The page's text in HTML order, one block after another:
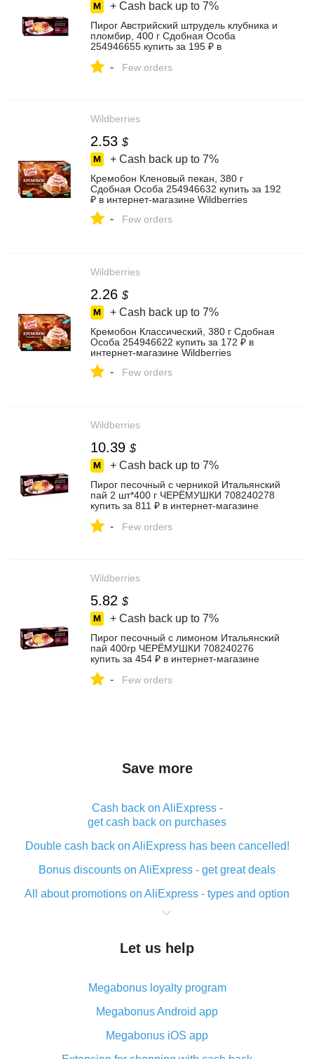
+ Cash back up to 7%
Пирог Австрийский штрудель клубника и
пломбир, 400 г Сдобная Особа
254946655 купить за 195 ₽ в
- Few orders
Wildberries
2.53 $
+ Cash back up to 7%
Кремобон Кленовый пекан, 380 г
Сдобная Особа 254946632 купить за 192
₽ в интернет‑магазине Wildberries
- Few orders
Wildberries
2.26 $
+ Cash back up to 7%
Кремобон Классический, 380 г Сдобная
Особа 254946622 купить за 172 ₽ в
интернет‑магазине Wildberries
- Few orders
Wildberries
10.39 $
+ Cash back up to 7%
Пирог песочный с черникой Итальянский
пай 2 шт*400 г ЧЕРЁМУШКИ 708240278
купить за 811 ₽ в интернет‑магазине
- Few orders
Wildberries
5.82 $
+ Cash back up to 7%
Пирог песочный с лимоном Итальянский
пай 400гр ЧЕРЁМУШКИ 708240276
купить за 454 ₽ в интернет‑магазине
- Few orders
Save more
Cash back on AliExpress -
get cash back on purchases
Double cash back on AliExpress has been cancelled!
Bonus discounts on AliExpress - get great deals
All about promotions on AliExpress - types and option
What is cash back when making purchases on
The best place to download cash back for AliExpress
What is the AliExpress cash back plugin and what are
its advantages
Cash back from the AliExpress mobile app -
advantages of the plugin
Let us help
Megabonus loyalty program
Megabonus Android app
Megabonus iOS app